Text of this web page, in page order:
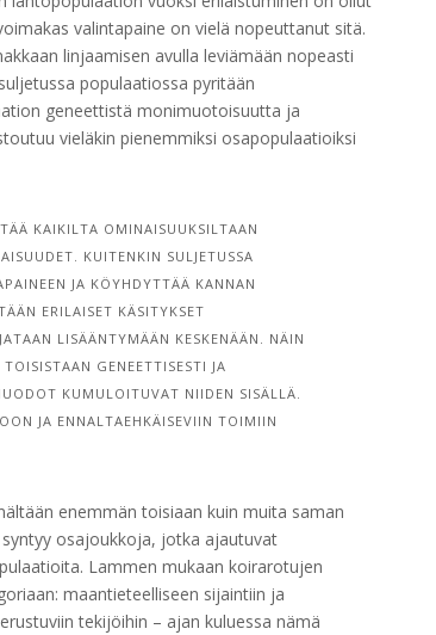
valintapaine on vielä nopeuttanut sitä.
linjaamisen avulla leviämään nopeasti
populaatiossa pyritään
geneettistä monimuotoisuutta ja
vieläkin pienemmiksi osapopulaatioiksi
KAIKILTA OMINAISUUKSILTAAN
KUITENKIN SULJETUSSA
JA KÖYHDYTTÄÄ KANNAN
ERILAISET KÄSITYKSET
LISÄÄNTYMÄÄN KESKENÄÄN. NÄIN
GENEETTISESTI JA
KUMULOITUVAT NIIDEN SISÄLLÄ.
JA ENNALTAEHKÄISEVIIN TOIMIIN
enemmän toisiaan kuin muita saman
osajoukkoja, jotka ajautuvat
Lammen mukaan koirarotujen
maantieteelliseen sijaintiin ja
tekijöihin – ajan kuluessa nämä